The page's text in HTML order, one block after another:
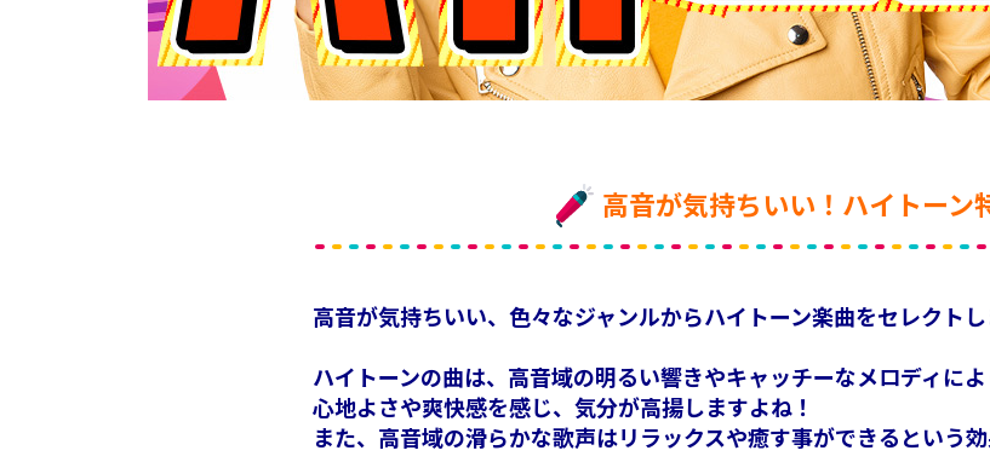
高音が気持ちいい！ハイトーン
高音が気持ちいい、色々なジャンルからハイトーン楽曲をセレクトし
ハイトーンの曲は、高音域の明るい響きやキャッチーなメロディによ
心地よさや爽快感を感じ、気分が高揚しますよね！
また、高音域の滑らかな歌声はリラックスや癒す事ができるという効